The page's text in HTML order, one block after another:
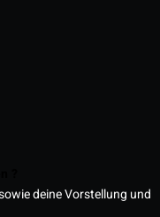
deine Vorstellung und